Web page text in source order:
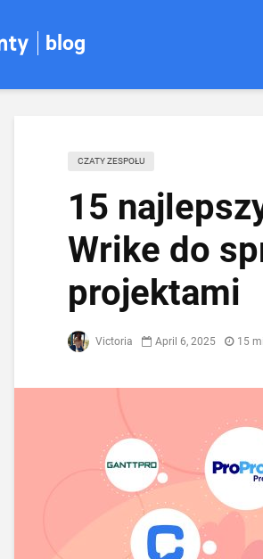
blog
CZATY ZESPOŁU
15
Wrike do
projektami
Victoria April 6, 2025 15